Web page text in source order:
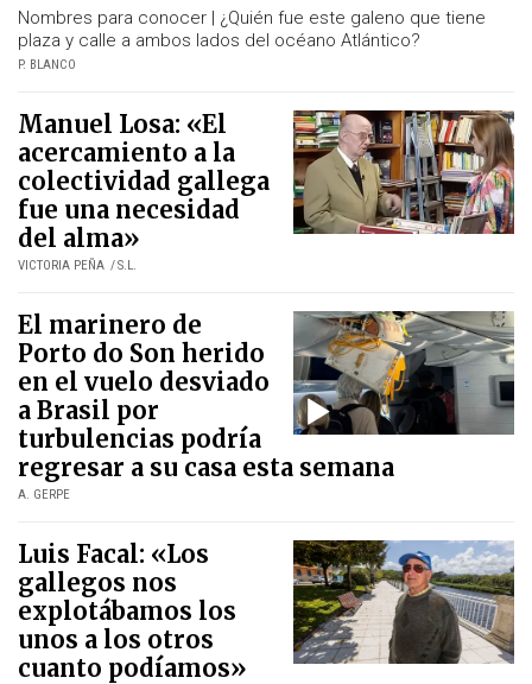
Nombres para conocer | ¿Quién fue este galeno que tiene
plaza y calle a ambos lados del océano Atlántico?
P. BLANCO
Manuel Losa: «El
acercamiento a la
colectividad gallega
fue una necesidad
del alma»
VICTORIA PEÑA S.L.
El marinero de
Porto do Son herido
en el vuelo desviado
a Brasil por
turbulencias podría
regresar a su casa esta semana
A. GERPE
Luis Facal: «Los
gallegos nos
explotábamos los
unos a los otros
cuanto podíamos»